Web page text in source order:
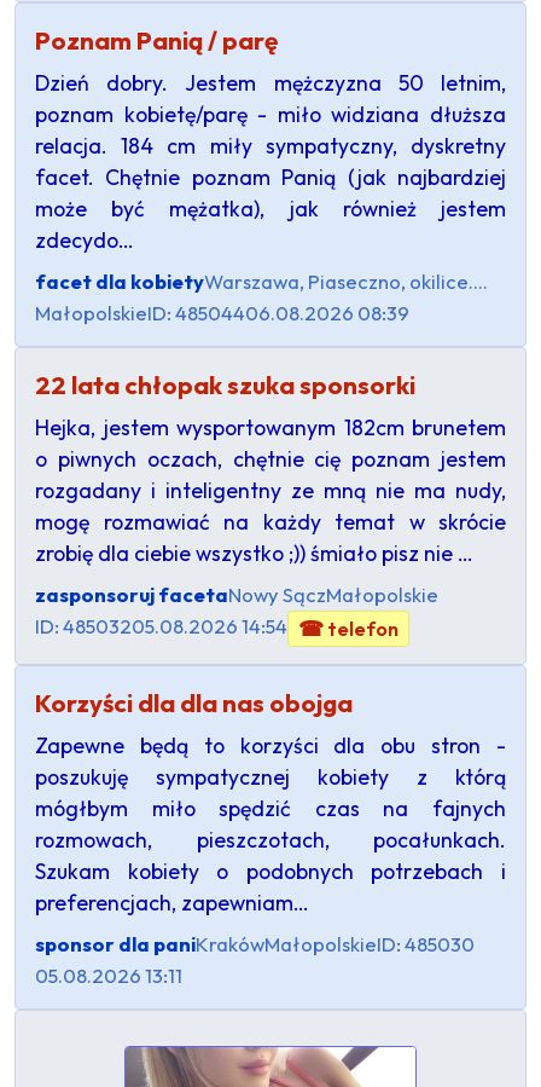
Poznam Panią / parę
Dzień dobry. Jestem mężczyzna 50 letnim,
poznam kobietę/parę - miło widziana dłuższa
relacja. 184 cm miły sympatyczny, dyskretny
facet. Chętnie poznam Panią (jak najbardziej
może być mężatka), jak również jestem
zdecydo…
facet dla kobietyWarszawa, Piaseczno, okilice....
MałopolskieID: 48504406.08.2026 08:39
22 lata chłopak szuka sponsorki
Hejka, jestem wysportowanym 182cm brunetem
o piwnych oczach, chętnie cię poznam jestem
rozgadany i inteligentny ze mną nie ma nudy,
mogę rozmawiać na każdy temat w skrócie
zrobię dla ciebie wszystko ;)) śmiało pisz nie …
zasponsoruj facetaNowy SączMałopolskie
ID: 48503205.08.2026 14:54 ☎ telefon
Korzyści dla dla nas obojga
Zapewne będą to korzyści dla obu stron -
poszukuję sympatycznej kobiety z którą
mógłbym miło spędzić czas na fajnych
rozmowach, pieszczotach, pocałunkach.
Szukam kobiety o podobnych potrzebach i
preferencjach, zapewniam…
sponsor dla paniKrakówMałopolskieID: 485030
05.08.2026 13:11